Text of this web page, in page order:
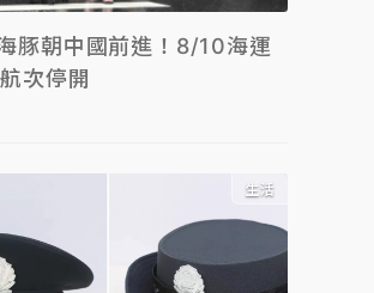
豚朝中國前進！8/10海運
次停開
生活